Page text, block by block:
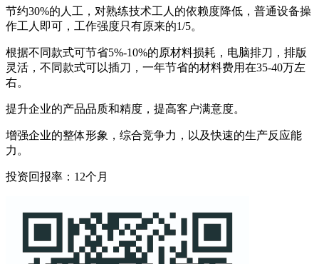
节约30%的人工，对熟练技术工人的依赖度降低，普通设备操
作工人即可，工作强度只有原来的1/5。
根据不同款式可节省5%-10%的原材料损耗，电脑排刀，排版
灵活，不同款式可以插刀，一年节省的材料费用在35-40万左
右。
提升企业的产品品质和精度，提高客户满意度。
增强企业的整体形象，综合竞争力，以及快速的生产反应能
力。
投资回报率：12个月